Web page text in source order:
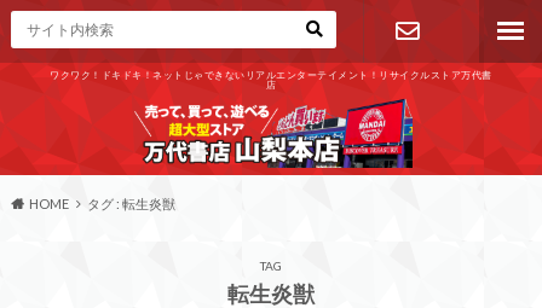
ワクワク！ドキドキ！ネットじゃできないリアルエンターテイメント！リサイクルストア万代書
店
お問い合わ
せ
HOME タグ : 転生炎獣
TAG
転生炎獣